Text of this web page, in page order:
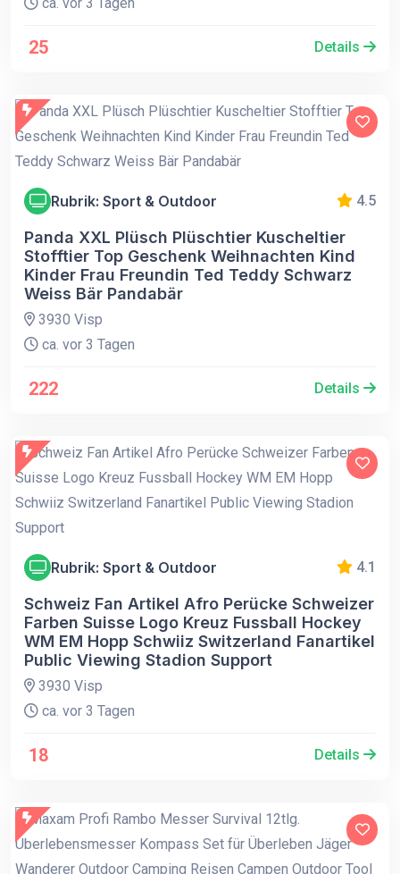
25 Details
Rubrik: Sport & Outdoor 4.5
Panda XXL Plüsch Plüschtier Kuscheltier
Stofftier Top Geschenk Weihnachten Kind
Kinder Frau Freundin Ted Teddy Schwarz
Weiss Bär Pandabär
3930 Visp
ca. vor 3 Tagen
222 Details
Rubrik: Sport & Outdoor 4.1
Schweiz Fan Artikel Afro Perücke Schweizer
Farben Suisse Logo Kreuz Fussball Hockey
WM EM Hopp Schwiiz Switzerland Fanartikel
Public Viewing Stadion Support
3930 Visp
ca. vor 3 Tagen
18 Details